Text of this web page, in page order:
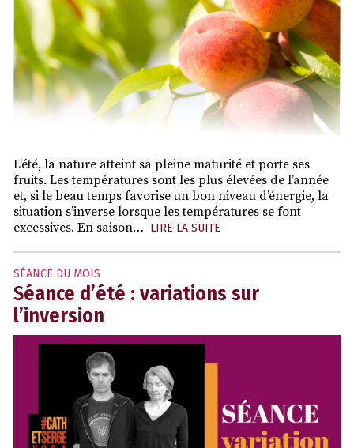
L’été, la nature atteint sa pleine maturité et porte ses
fruits. Les températures sont les plus élevées de l’année
et, si le beau temps favorise un bon niveau d’énergie, la
situation s’inverse lorsque les températures se font
excessives. En saison… LIRE LA SUITE
SÉANCE DU MOIS
Séance d’été : variations sur
l’inversion